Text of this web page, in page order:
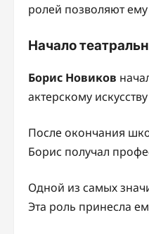
ролей позволяют
Начало
Борис Новиков
актерскому
После окончания
Борис получал
Одной из самых
Эта роль принесла